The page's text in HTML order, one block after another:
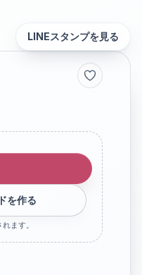
LINEスタンプを見る
を作る
ます。